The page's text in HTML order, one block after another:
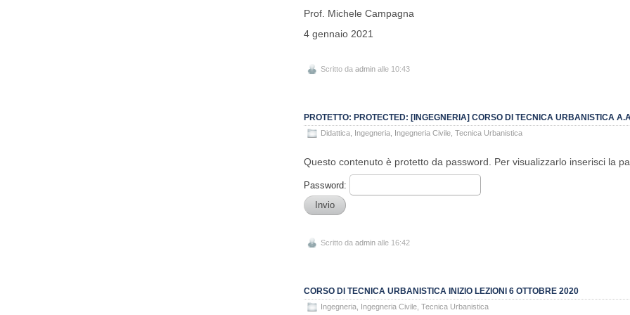
Prof. Michele Campagna
4 gennaio 2021
Scritto da admin alle 10:43
PROTETTO: PROTECTED: [INGEGNERIA] CORSO DI TECNICA URBANISTICA
Didattica Ingegneria Ingegneria Civile Tecnica Urbanistica
Questo contenuto è protetto da password. Per visualizzarlo inserisci la
Password:
Scritto da admin alle 16:42
CORSO DI TECNICA URBANISTICA INIZIO LEZIONI 6 OTTOBRE 2020
Ingegneria Ingegneria Civile Tecnica Urbanistica